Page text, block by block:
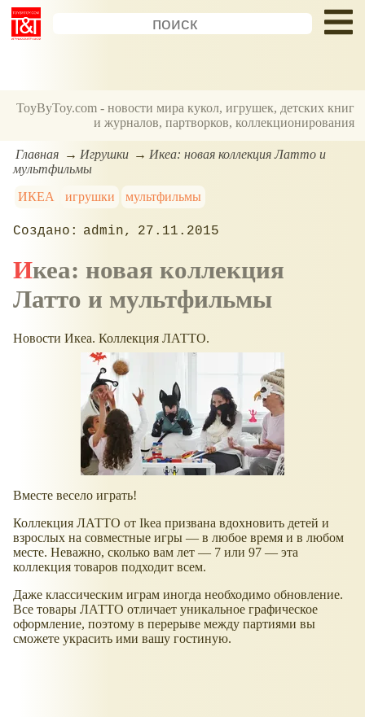
ToyByToy.com - новости мира кукол, игрушек, детских книг
и журналов, партворков, коллекционирования
Главная Игрушки
Икеа: новая коллекция Латто и
мультфильмы
ИКЕА
игрушки мультфильмы
admin 27.11.2015
Икеа: новая коллекция
Латто и мультфильмы
Новости Икеа. Коллекция ЛАТТО.
Вместе весело играть!
Коллекция ЛАТТО от Ikea призвана вдохновить детей и
взрослых на совместные игры — в любое время и в любом
месте. Неважно, сколько вам лет — 7 или 97 — эта
коллекция товаров подходит всем.
Даже классическим играм иногда необходимо обновление.
Все товары ЛАТТО отличает уникальное графическое
оформление, поэтому в перерыве между партиями вы
сможете украсить ими вашу гостиную.